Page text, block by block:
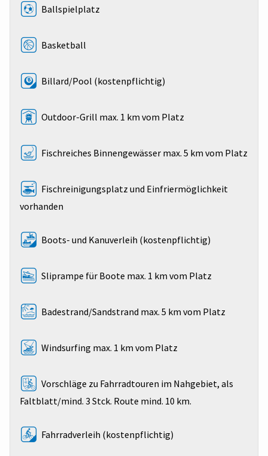
Ballspielplatz
Basketball
Billard/Pool (kostenpflichtig)
Outdoor-Grill max. 1 km vom Platz
Fischreiches Binnengewässer max. 5 km vom Platz
Fischreinigungsplatz und Einfriermöglichkeit
vorhanden
Boots- und Kanuverleih (kostenpflichtig)
Sliprampe für Boote max. 1 km vom Platz
Badestrand/Sandstrand max. 5 km vom Platz
Windsurfing max. 1 km vom Platz
Vorschläge zu Fahrradtouren im Nahgebiet, als
Faltblatt/mind. 3 Stck. Route mind. 10 km.
Fahrradverleih (kostenpflichtig)